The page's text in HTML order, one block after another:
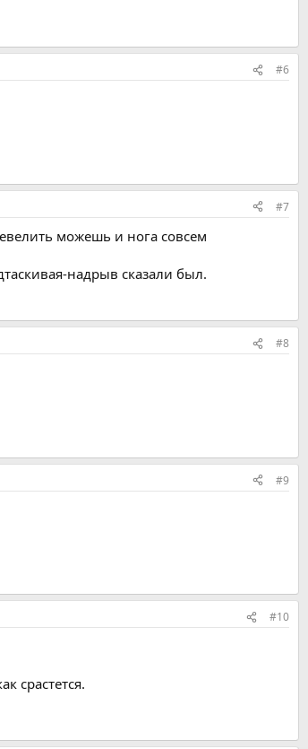
#6
#7
можешь и нога совсем
надрыв сказали был.
#8
#9
#10
срастется.